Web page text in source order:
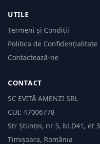
UTILE
Termeni și Condiții
Politica de Confidențialitate
Contactează-ne
CONTACT
SC EVITĂ AMENZI SRL
CUI: 47006778
Str Științei, nr 5, bl.D41, et 3
Timișoara, România